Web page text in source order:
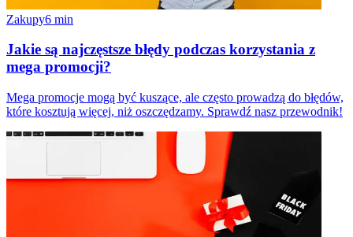
Zakupy6 min
Jakie są najczęstsze błędy podczas korzystania z
mega promocji?
Mega promocje mogą być kuszące, ale często prowadzą do błędów,
które kosztują więcej, niż oszczędzamy. Sprawdź nasz przewodnik!